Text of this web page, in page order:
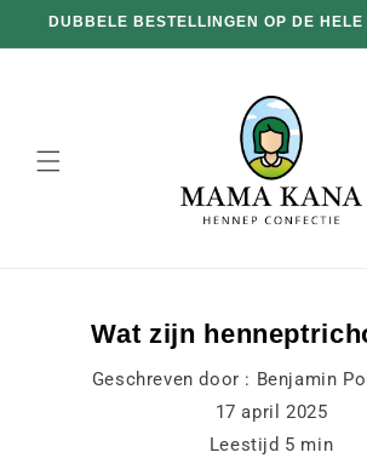
doorgaan
naar
DUBBELE BESTELLINGEN OP DE HELE
Wat zijn
Geschreven door : Benjamin
17 april 2025
Leestijd 5 min